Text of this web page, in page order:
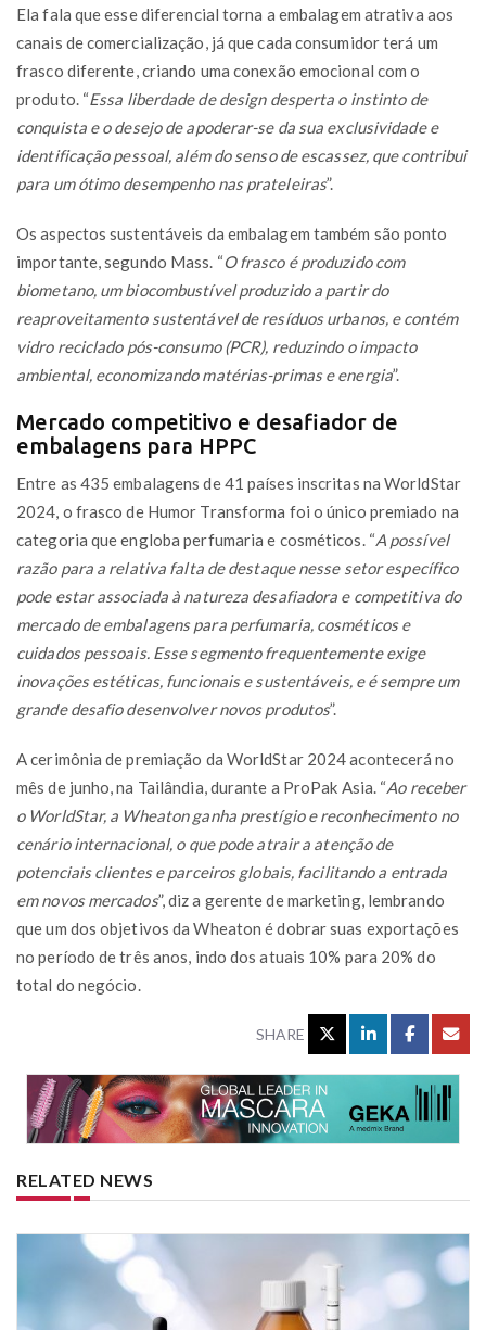
Ela fala que esse diferencial torna a embalagem atrativa aos
canais de comercialização, já que cada consumidor terá um
frasco diferente, criando uma conexão emocional com o
produto. “Essa liberdade de design desperta o instinto de
conquista e o desejo de apoderar-se da sua exclusividade e
identificação pessoal, além do senso de escassez, que contribui
para um ótimo desempenho nas prateleiras”.
Os aspectos sustentáveis da embalagem também são ponto
importante, segundo Mass. “O frasco é produzido com
biometano, um biocombustível produzido a partir do
reaproveitamento sustentável de resíduos urbanos, e contém
vidro reciclado pós-consumo (PCR), reduzindo o impacto
ambiental, economizando matérias-primas e energia”.
Mercado competitivo e desafiador de
embalagens para HPPC
Entre as 435 embalagens de 41 países inscritas na WorldStar
2024, o frasco de Humor Transforma foi o único premiado na
categoria que engloba perfumaria e cosméticos. “A possível
razão para a relativa falta de destaque nesse setor específico
pode estar associada à natureza desafiadora e competitiva do
mercado de embalagens para perfumaria, cosméticos e
cuidados pessoais. Esse segmento frequentemente exige
inovações estéticas, funcionais e sustentáveis, e é sempre um
grande desafio desenvolver novos produtos”.
A cerimônia de premiação da WorldStar 2024 acontecerá no
mês de junho, na Tailândia, durante a ProPak Asia. “Ao receber
o WorldStar, a Wheaton ganha prestígio e reconhecimento no
cenário internacional, o que pode atrair a atenção de
potenciais clientes e parceiros globais, facilitando a entrada
em novos mercados”, diz a gerente de marketing, lembrando
que um dos objetivos da Wheaton é dobrar suas exportações
no período de três anos, indo dos atuais 10% para 20% do
total do negócio.
SHARE
RELATED NEWS